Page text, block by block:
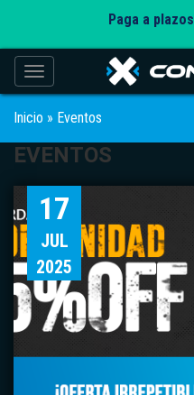
Paga a plazos
Toggle navigation
Inicio » Eventos
EVENTOS
17
JUL
2025